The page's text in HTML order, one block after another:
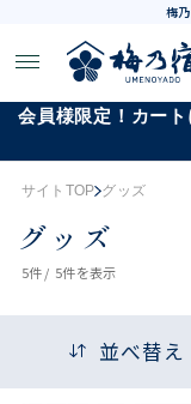
梅
会員様限定！カー
サイトTOP グッズ
グッズ
5件 / 5件を表示
並べ替え